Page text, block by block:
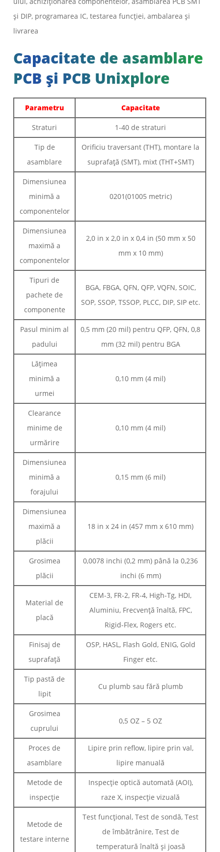
și DIP, programarea IC, testarea funcției, ambalarea și
livrarea
Capacitate de asamblare
PCB și PCB Unixplore
Parametru Capacitate
Straturi 1-40 de straturi
Tip de
asamblare
Orificiu traversant (THT), montare la
suprafață (SMT), mixt (THT+SMT)
Dimensiunea
minimă a
componentelor
0201(01005 metric)
Dimensiunea
maximă a
componentelor
2,0 in x 2,0 in x 0,4 in (50 mm x 50
mm x 10 mm)
Tipuri de
pachete de
componente
BGA, FBGA, QFN, QFP, VQFN, SOIC,
SOP, SSOP, TSSOP, PLCC, DIP, SIP etc.
Pasul minim al
padului
0,5 mm (20 mil) pentru QFP, QFN, 0,8
mm (32 mil) pentru BGA
Lățimea
minimă a
urmei
0,10 mm (4 mil)
Clearance
minime de
urmărire
0,10 mm (4 mil)
Dimensiunea
minimă a
forajului
0,15 mm (6 mil)
Dimensiunea
maximă a
plăcii
18 in x 24 in (457 mm x 610 mm)
Grosimea
plăcii
0,0078 inchi (0,2 mm) până la 0,236
inchi (6 mm)
Material de
placă
CEM-3, FR-2, FR-4, High-Tg, HDI,
Aluminiu, Frecvență înaltă, FPC,
Rigid-Flex, Rogers etc.
Finisaj de
suprafață
OSP, HASL, Flash Gold, ENIG, Gold
Finger etc.
Tip pastă de
lipit
Cu plumb sau fără plumb
Grosimea
cuprului
0,5 OZ – 5 OZ
Proces de
asamblare
Lipire prin reflow, lipire prin val,
lipire manuală
Metode de
inspecție
Inspecție optică automată (AOI),
raze X, inspecție vizuală
Metode de
testare interne
Test funcțional, Test de sondă, Test
de îmbătrânire, Test de
temperatură înaltă și joasă